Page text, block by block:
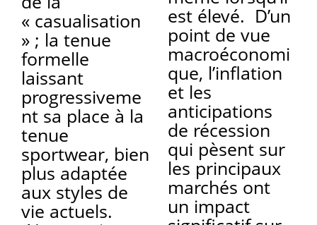
« casualisation
» ; la tenue
formelle
laissant
progressiveme
nt sa place à la
tenue
sportwear, bien
plus adaptée
aux styles de
vie actuels.
est élevé. D’un
point de vue
macroéconomi
que, l’inflation
et les
anticipations
de récession
qui pèsent sur
les principaux
marchés ont
un impact